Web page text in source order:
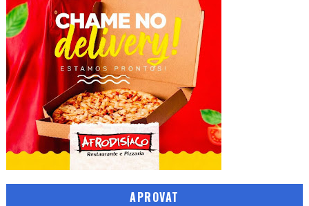
APROVAT